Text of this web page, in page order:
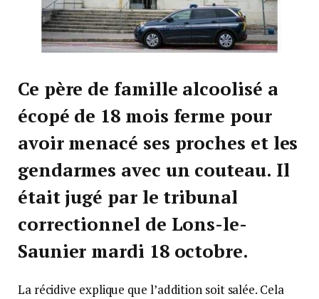
Ce père de famille alcoolisé a
écopé de 18 mois ferme pour
avoir menacé ses proches et les
gendarmes avec un couteau. Il
était jugé par le tribunal
correctionnel de Lons-le-
Saunier mardi 18 octobre.
La récidive explique que l’addition soit salée. Cela